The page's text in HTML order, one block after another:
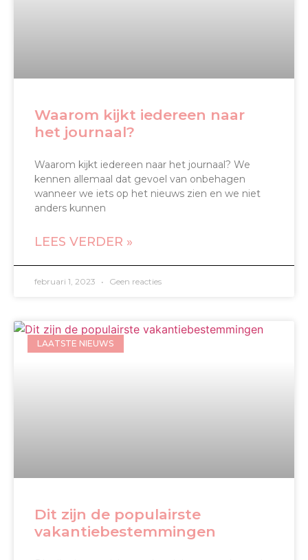
Waarom kijkt iedereen naar
het journaal?
Waarom kijkt iedereen naar het journaal? We
kennen allemaal dat gevoel van onbehagen
wanneer we iets op het nieuws zien en we niet
anders kunnen
LEES VERDER »
februari 1, 2023 Geen reacties
LAATSTE NIEUWS
Dit zijn de populairste
vakantiebestemmingen